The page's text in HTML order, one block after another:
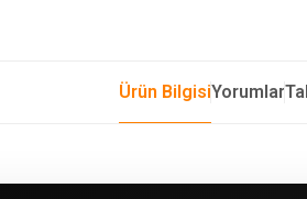
Ürün BilgisiYorumlar